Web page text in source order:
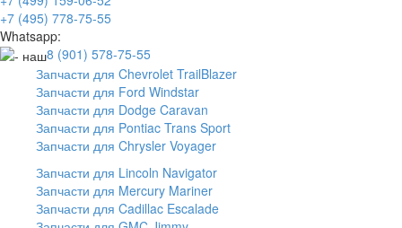
+7 (495) 778-75-55
Whatsapp:
8 (901) 578-75-55
Запчасти для Chevrolet TrailBlazer
Запчасти для Ford Windstar
Запчасти для Dodge Caravan
Запчасти для Pontiac Trans Sport
Запчасти для Chrysler Voyager
Запчасти для Lincoln Navigator
Запчасти для Mercury Mariner
Запчасти для Cadillac Escalade